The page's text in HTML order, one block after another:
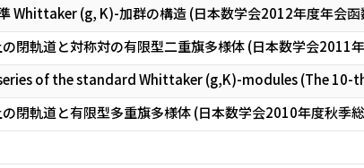
Whittaker (g, K)-加群の構造 (日本数学会2012年度年会函
閉軌道と対称対の有限型二重旗多様体 (日本数学会2011
of the standard Whittaker (g,K)-modules (The
閉軌道と有限型多重旗多様体 (日本数学会2010年度秋季